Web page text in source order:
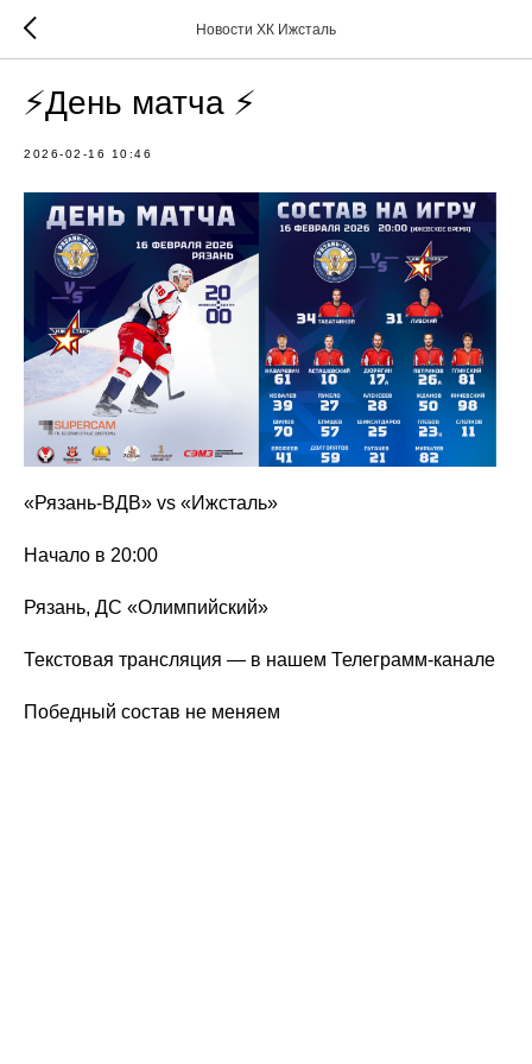
Новости ХК Ижсталь
⚡️День матча ⚡️
2026-02-16 10:46
«Рязань-ВДВ» vs «Ижсталь»
Начало в 20:00
Рязань, ДС «Олимпийский»
Текстовая трансляция — в нашем Телеграмм-канале
Победный состав не меняем